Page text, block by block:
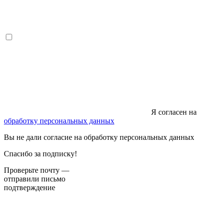
Я согласен на
обработку персональных данных
Вы не дали согласие на обработку персональных данных
Спасибо за подписку!
Проверьте почту —
отправили письмо
подтверждение